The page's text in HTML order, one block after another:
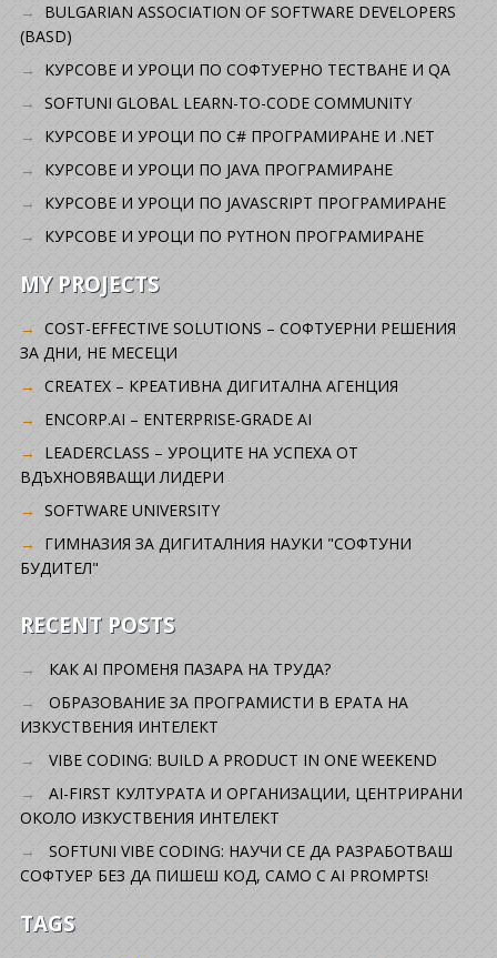
BULGARIAN ASSOCIATION OF SOFTWARE DEVELOPERS
(BASD)
KУРСОВЕ И УРОЦИ ПО СОФТУЕРНО ТЕСТВАНЕ И QA
SOFTUNI GLOBAL LEARN-TO-CODE COMMUNITY
КУРСОВЕ И УРОЦИ ПО C# ПРОГРАМИРАНЕ И .NET
КУРСОВЕ И УРОЦИ ПО JAVA ПРОГРАМИРАНЕ
КУРСОВЕ И УРОЦИ ПО JAVASCRIPT ПРОГРАМИРАНЕ
КУРСОВЕ И УРОЦИ ПО PYTHON ПРОГРАМИРАНЕ
MY PROJECTS
COST-EFFECTIVE SOLUTIONS – СОФТУЕРНИ РЕШЕНИЯ
ЗА ДНИ, НЕ МЕСЕЦИ
CREATEX – КРЕАТИВНА ДИГИТАЛНА АГЕНЦИЯ
ENCORP.AI – ENTERPRISE-GRADE AI
LEADERCLASS – УРОЦИТЕ НА УСПЕХА ОТ
ВДЪХНОВЯВАЩИ ЛИДЕРИ
SOFTWARE UNIVERSITY
ГИМНАЗИЯ ЗА ДИГИТАЛНИЯ НАУКИ "СОФТУНИ
БУДИТЕЛ"
RECENT POSTS
КАК AI ПРОМЕНЯ ПАЗАРА НА ТРУДА?
ОБРАЗОВАНИЕ ЗА ПРОГРАМИСТИ В ЕРАТА НА
ИЗКУСТВЕНИЯ ИНТЕЛЕКТ
VIBE CODING: BUILD A PRODUCT IN ONE WEEKEND
AI-FIRST КУЛТУРАТА И ОРГАНИЗАЦИИ, ЦЕНТРИРАНИ
ОКОЛО ИЗКУСТВЕНИЯ ИНТЕЛЕКТ
SOFTUNI VIBE CODING: НАУЧИ СЕ ДА РАЗРАБОТВАШ
СОФТУЕР БЕЗ ДА ПИШЕШ КОД, САМО С AI PROMPTS!
TAGS